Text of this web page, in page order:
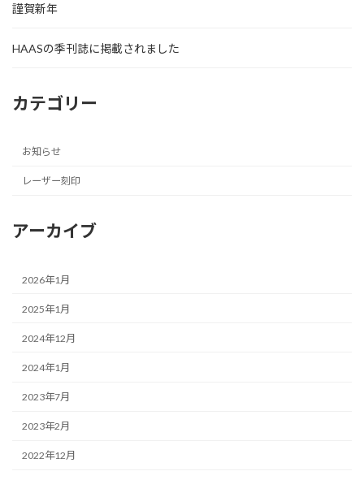
謹賀新年
HAASの季刊誌に掲載されました
カテゴリー
お知らせ
レーザー刻印
アーカイブ
2026年1月
2025年1月
2024年12月
2024年1月
2023年7月
2023年2月
2022年12月